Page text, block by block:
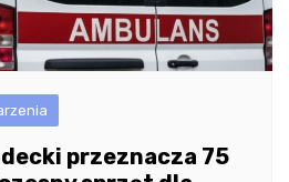
przeznacza 75